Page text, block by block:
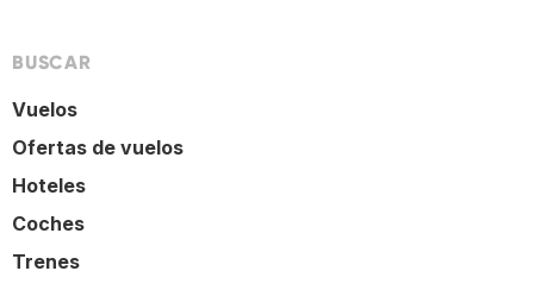
BUSCAR
Vuelos
Ofertas de vuelos
Hoteles
Coches
Trenes